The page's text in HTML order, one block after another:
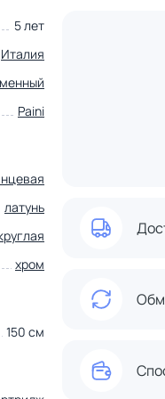
5 лет
Италия
Paini
латунь
хром
150 см